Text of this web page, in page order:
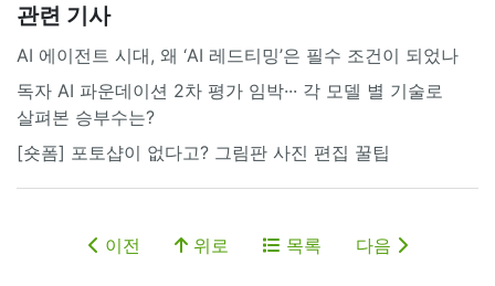
관련 기사
AI 에이전트 시대, 왜 ‘AI 레드티밍’은 필수 조건이 되었나
독자 AI 파운데이션 2차 평가 임박··· 각 모델 별 기술로
살펴본 승부수는?
[숏폼] 포토샵이 없다고? 그림판 사진 편집 꿀팁
이전 위로 목록 다음